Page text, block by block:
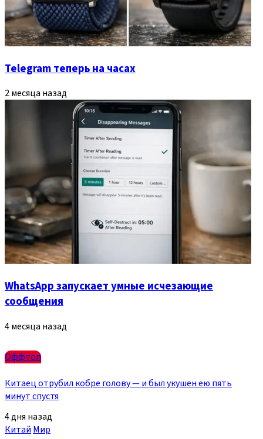
Telegram теперь на часах
2 месяца назад
WhatsApp запускает умные исчезающие
сообщения
4 месяца назад
Оффтоп
Китаец отрубил кобре голову — и был укушен ею пять
минут спустя
4 дня назад
Китай Мир